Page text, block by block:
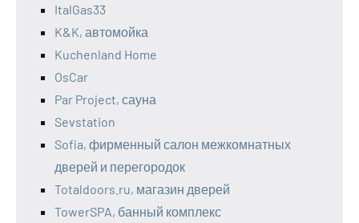
ItalGas33
K&K, автомойка
Kuchenland Home
OsCar
Par Project, сауна
Sevstation
Sofia, фирменный салон межкомнатных
дверей и перегородок
Totaldoors.ru, магазин дверей
TowerSPA, банный комплекс